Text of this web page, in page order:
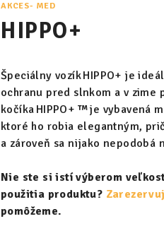
AKCES- MED
HIPPO+
Špeciálny vozík HIPPO+ je
ochranu pred slnkom a v zime
kočíka HIPPO+ ™ je vybavená
ktoré ho robia elegantným,
a zároveň sa nijako nepodobá
Nie ste si istí výberom
použitia produktu?
pomôžeme.